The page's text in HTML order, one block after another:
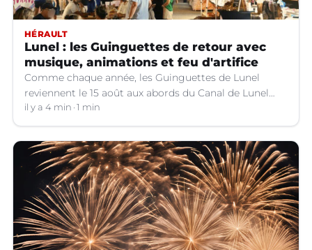
HÉRAULT
Lunel : les Guinguettes de retour avec
musique, animations et feu d'artifice
Comme chaque année, les Guinguettes de Lunel
reviennent le 15 août aux abords du Canal de Lunel
(Hérault).
il y a 4 min 1 min